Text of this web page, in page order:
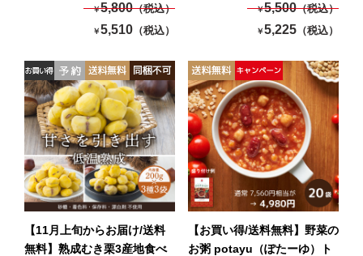
￥5,800（税込）
￥5,510 （税込）
￥5,500（税込）
￥5,225 （税込）
【11月上旬からお届け/送料
無料】熟成むき栗3産地食べ
【お買い得/送料無料】野菜の
お粥 potayu（ぽたーゆ）ト